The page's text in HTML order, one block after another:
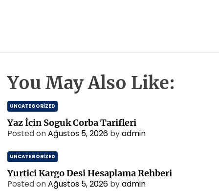
You May Also Like:
UNCATEGORIZED
Yaz İcin Soguk Corba Tarifleri
Posted onAğustos 5, 2026 byadmin
UNCATEGORIZED
Yurtici Kargo Desi Hesaplama Rehberi
Posted onAğustos 5, 2026 byadmin